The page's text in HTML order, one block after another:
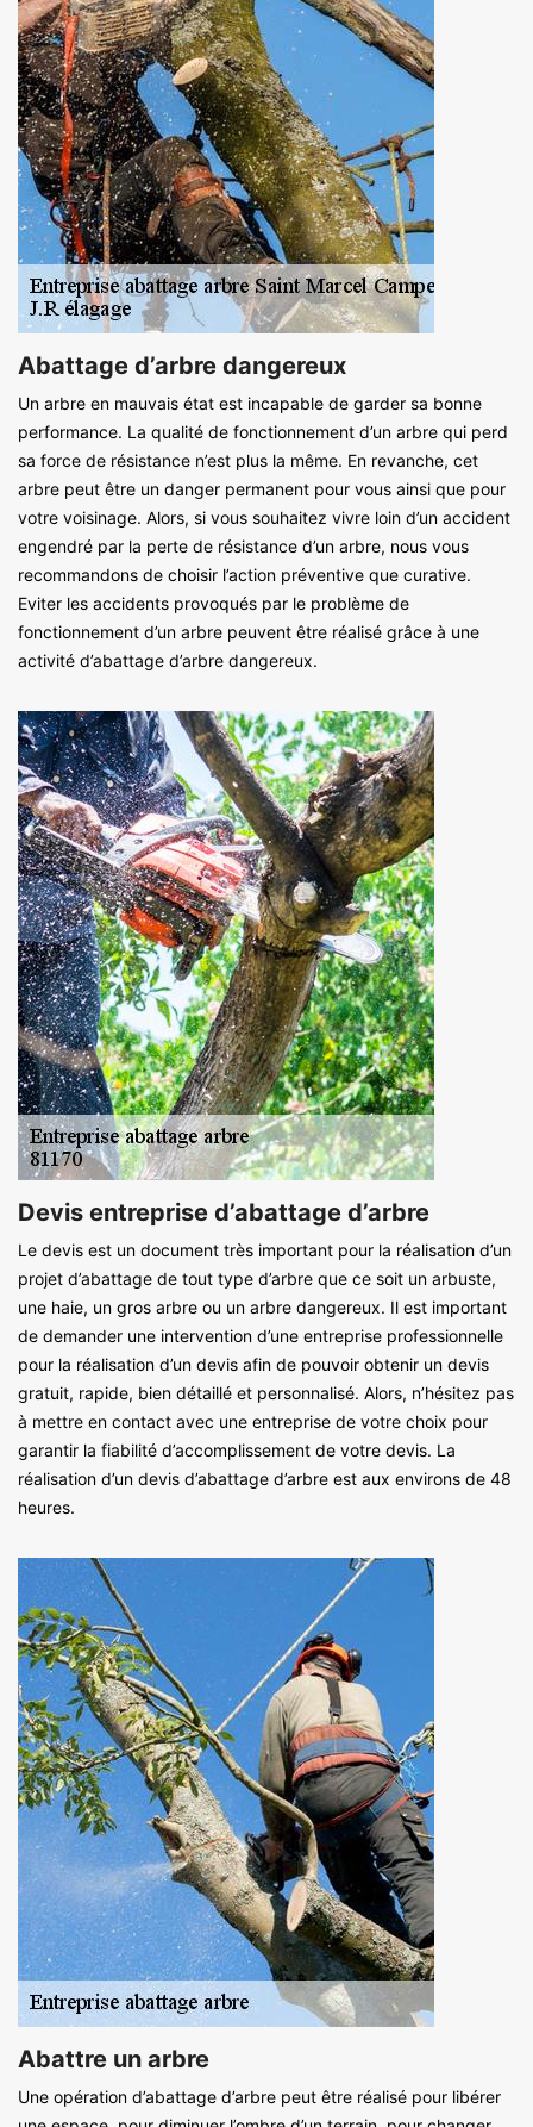
Abattage d’arbre dangereux
Un arbre en mauvais état est incapable de garder sa bonne
performance. La qualité de fonctionnement d’un arbre qui perd
sa force de résistance n’est plus la même. En revanche, cet
arbre peut être un danger permanent pour vous ainsi que pour
votre voisinage. Alors, si vous souhaitez vivre loin d’un accident
engendré par la perte de résistance d’un arbre, nous vous
recommandons de choisir l’action préventive que curative.
Eviter les accidents provoqués par le problème de
fonctionnement d’un arbre peuvent être réalisé grâce à une
activité d’abattage d’arbre dangereux.
Devis entreprise d’abattage d’arbre
Le devis est un document très important pour la réalisation d’un
projet d’abattage de tout type d’arbre que ce soit un arbuste,
une haie, un gros arbre ou un arbre dangereux. Il est important
de demander une intervention d’une entreprise professionnelle
pour la réalisation d’un devis afin de pouvoir obtenir un devis
gratuit, rapide, bien détaillé et personnalisé. Alors, n’hésitez pas
à mettre en contact avec une entreprise de votre choix pour
garantir la fiabilité d’accomplissement de votre devis. La
réalisation d’un devis d’abattage d’arbre est aux environs de 48
heures.
Abattre un arbre
Une opération d’abattage d’arbre peut être réalisé pour libérer